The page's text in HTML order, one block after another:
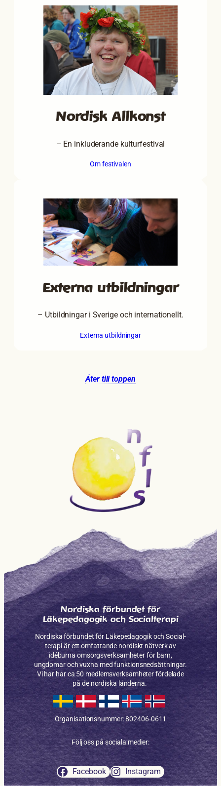
Nordisk Allkonst
– En inkluderande kulturfestival
Om festivalen
Externa utbildningar
– Utbildningar i Sverige och internationellt.
Externa utbildningar
Åter till toppen
Nordiska förbundet för
Läkepedagogik och Socialterapi
Nordiska förbundet för Läkepe­dagogik och Social­
terapi är ett omfattande nordiskt nätverk av
idéburna omsorgs­verksam­heter för barn,
ungdomar och vuxna med funktions­nedsättningar.
Vi har har ca 50 medlems­verksamheter fördelade
på de nordiska länderna.
Organisationsnummer: 802406-0611
Följ oss på sociala medier:
Facebook Instagram